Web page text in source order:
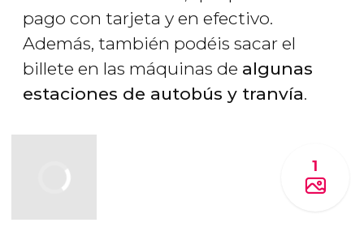
pago con tarjeta y en efectivo.
Además, también podéis sacar el
billete en las máquinas de algunas
estaciones de autobús y tranvía.
1